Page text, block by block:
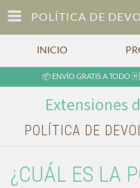
INICIO
📦 ENVÍO GRATIS A TODO
Extensiones
POLÍTICA DE
¿CUÁL ES LA